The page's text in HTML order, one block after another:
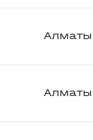
Алматы
Алматы